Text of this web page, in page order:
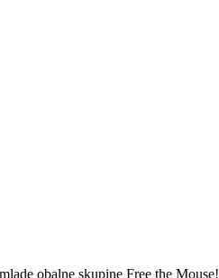
obalne skupine Free the Mouse!